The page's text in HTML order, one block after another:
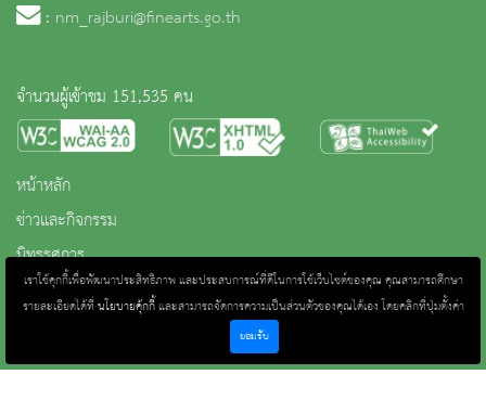
เราใช้คุกกี้เพื่อพัฒนาประสิทธิภาพ และประสบการณ์ที่ดีในการใช้เว็บไซต์ของคุณ คุณสามารถศึกษา
รายละเอียดได้ที่นโยบายคุ้กกี้และสามารถจัดการความเป็นส่วนตัวของคุณได้เอง โดยคลิกที่ปุ่มตั้งค่า
ยอมรับ
: nm_rajburi@finearts.go.th
จำนวนผู้เข้าชม 151,535 คน
หน้าหลัก
ข่าวและกิจกรรม
นิทรรศการ
ติดต่อเรา
คลังวิชาการ